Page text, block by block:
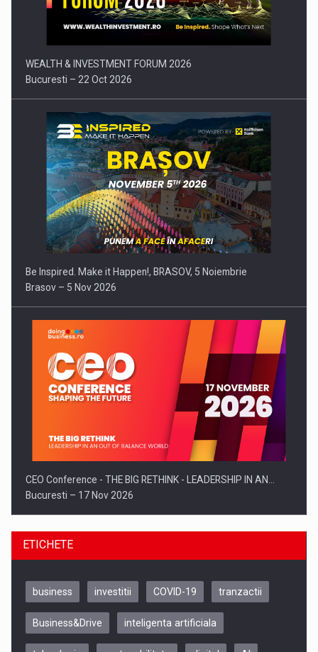
WEALTH & INVESTMENT FORUM 2026
Bucuresti – 22 Oct 2026
Be Inspired. Make it Happen!, BRASOV, 5 Noiembrie
Brasov – 5 Nov 2026
CEO Conference - THE BIG RETHINK - LEADERSHIP IN AN…
Bucuresti – 17 Nov 2026
ETICHETE
business investitii COVID-19 tranzactii
Business&Drive inteligenta artificiala